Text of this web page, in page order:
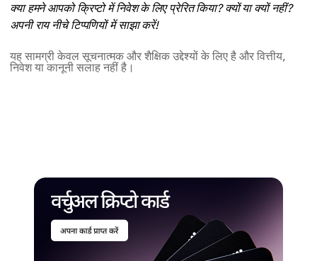
क्या हमने आपको क्रिप्टो में निवेश के लिए प्रेरित किया? क्यों या क्यों नहीं?
अपनी राय नीचे टिप्पणियों में साझा करें!
यह सामग्री केवल सूचनात्मक और शैक्षिक उद्देश्यों के लिए है और वित्तीय,
निवेश या कानूनी सलाह नहीं है।